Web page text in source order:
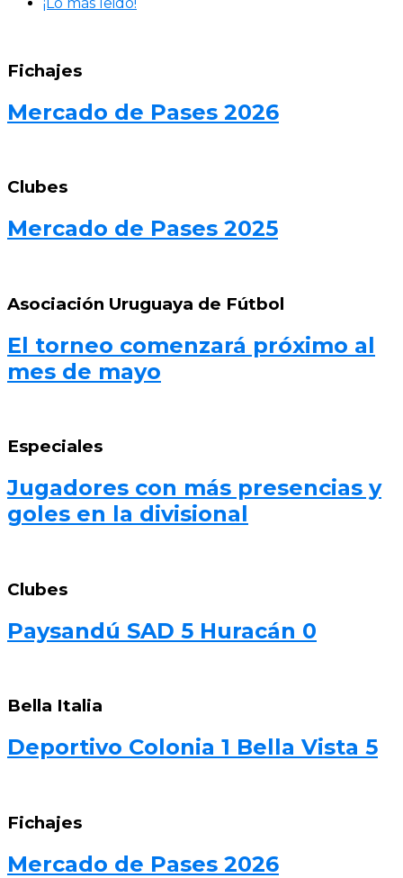
Fichajes
Mercado de Pases 2026
Clubes
Mercado de Pases 2025
Asociación Uruguaya de Fútbol
El torneo comenzará próximo al
mes de mayo
Especiales
Jugadores con más presencias y
goles en la divisional
Clubes
Paysandú SAD 5 Huracán 0
Bella Italia
Deportivo Colonia 1 Bella Vista 5
Fichajes
Mercado de Pases 2026